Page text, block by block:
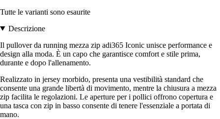
Tutte le varianti sono esaurite
Descrizione
Il pullover da running mezza zip adi365 Iconic unisce performance e
design alla moda. È un capo che garantisce comfort e stile prima,
durante e dopo l'allenamento.
Realizzato in jersey morbido, presenta una vestibilità standard che
consente una grande libertà di movimento, mentre la chiusura a mezza
zip facilita le regolazioni. Le aperture per i pollici offrono copertura e
una tasca con zip in basso consente di tenere l'essenziale a portata di
mano.